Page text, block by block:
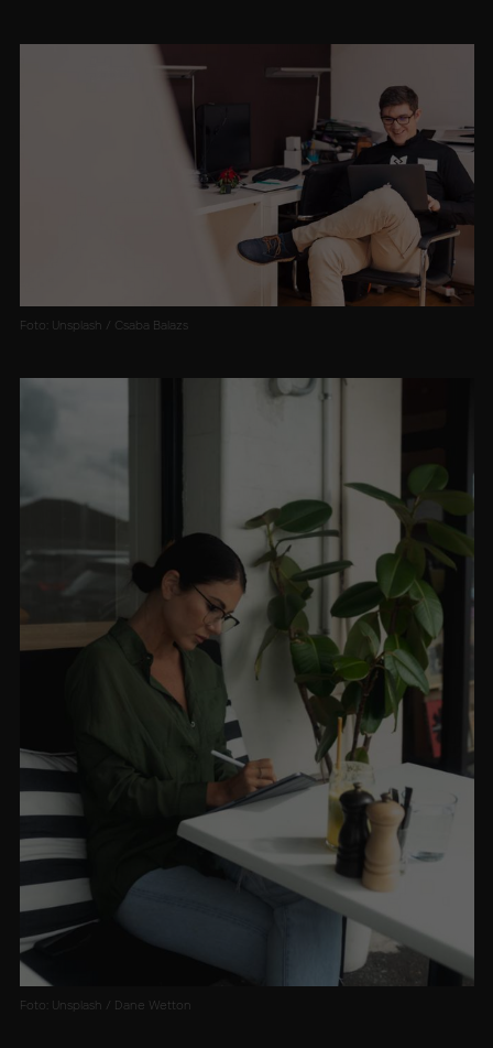
Foto: Unsplash / Csaba Balazs
Foto: Unsplash / Dane Wetton